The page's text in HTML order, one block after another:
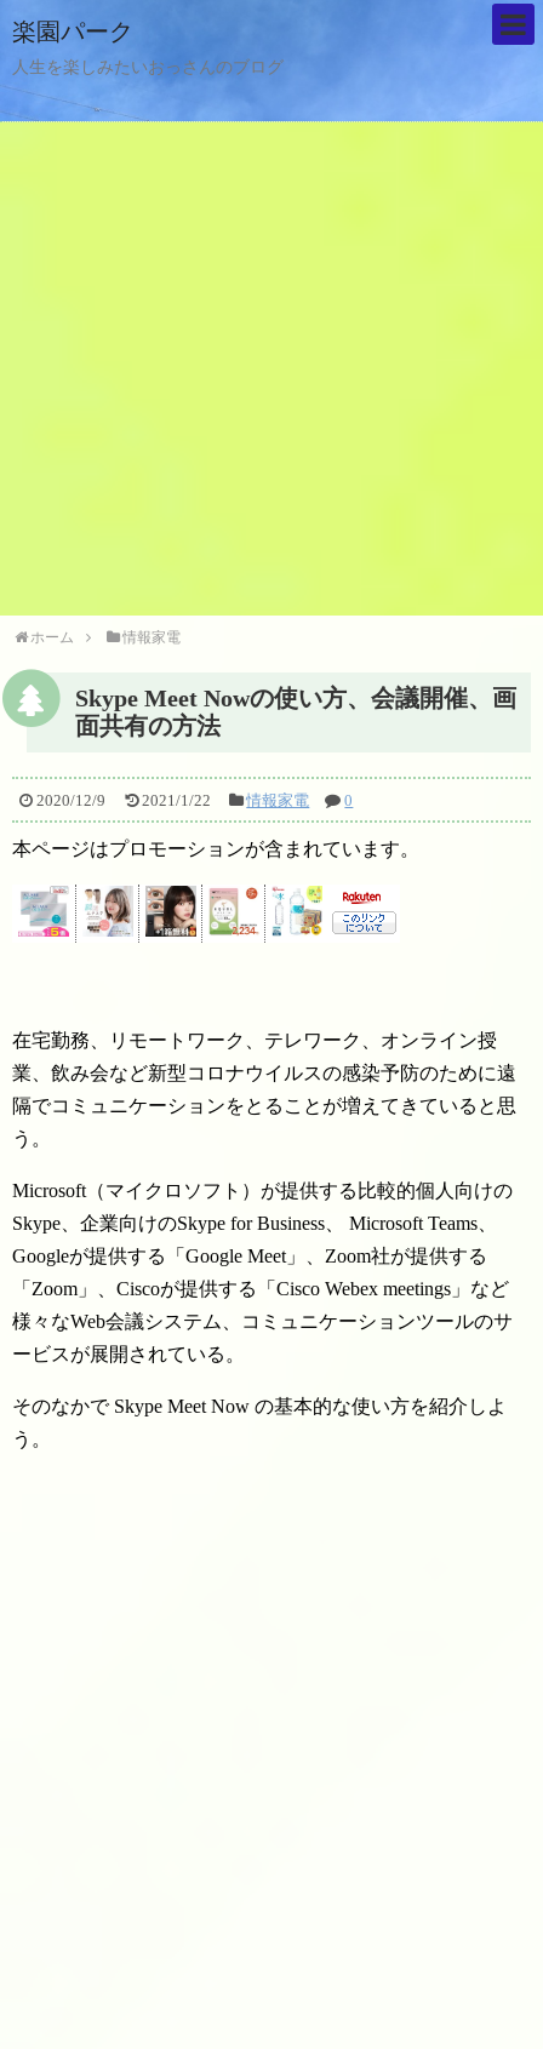
楽園パーク
人生を楽しみたいおっさんのブログ
ホーム 情報家電
Skype Meet Nowの使い方、会議開催、画
面共有の方法
2020/12/9 2021/1/22 情報家電 0
本ページはプロモーションが含まれています。
在宅勤務、リモートワーク、テレワーク、オンライン授
業、飲み会など新型コロナウイルスの感染予防のために遠
隔でコミュニケーションをとることが増えてきていると思
う。
Microsoft（マイクロソフト）が提供する比較的個人向けの
Skype、企業向けのSkype for Business、 Microsoft Teams、
Googleが提供する「Google Meet」、Zoom社が提供する
「Zoom」、Ciscoが提供する「Cisco Webex meetings」など
様々なWeb会議システム、コミュニケーションツールのサ
ービスが展開されている。
そのなかで Skype Meet Now の基本的な使い方を紹介しよ
う。